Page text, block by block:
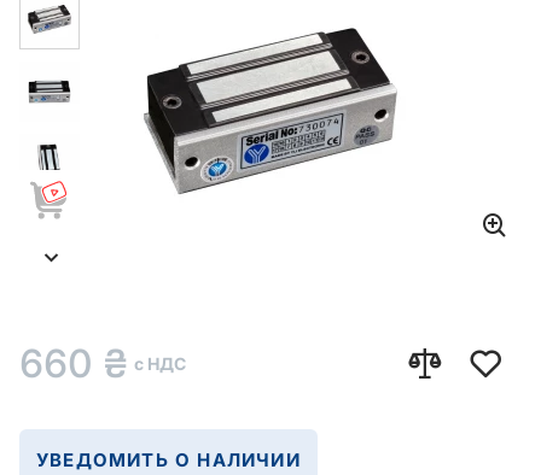
660 ₴ с НДС
УВЕДОМИТЬ О НАЛИЧИИ